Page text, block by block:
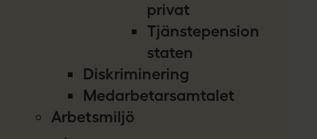
privat
Tjänstepension
staten
Diskriminering
Medarbetarsamtalet
Arbetsmiljö